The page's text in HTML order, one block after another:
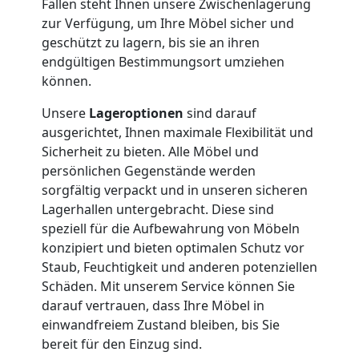
Fällen steht Ihnen unsere Zwischenlagerung
zur Verfügung, um Ihre Möbel sicher und
geschützt zu lagern, bis sie an ihren
endgültigen Bestimmungsort umziehen
können.
Unsere Lageroptionen sind darauf
ausgerichtet, Ihnen maximale Flexibilität und
Sicherheit zu bieten. Alle Möbel und
persönlichen Gegenstände werden
sorgfältig verpackt und in unseren sicheren
Lagerhallen untergebracht. Diese sind
speziell für die Aufbewahrung von Möbeln
konzipiert und bieten optimalen Schutz vor
Staub, Feuchtigkeit und anderen potenziellen
Schäden. Mit unserem Service können Sie
darauf vertrauen, dass Ihre Möbel in
einwandfreiem Zustand bleiben, bis Sie
bereit für den Einzug sind.
Full-
Service-
Umzug
Wiener
Neustadt
Qualitäts-
Umzüge
Wiener